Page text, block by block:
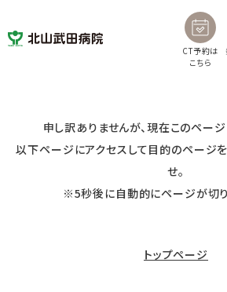
CT予約は
こちら
申し訳ありませんが、現在このペー
以下ページにアクセスして目的のページ
せ。
※5秒後に自動的にページが切り
トップページ